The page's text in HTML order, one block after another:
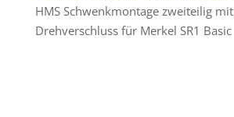
HMS Schwenkmontage zweiteilig mit
Drehverschluss für Merkel SR1 Basic